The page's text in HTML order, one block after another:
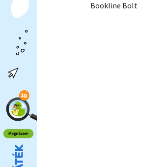
Bookline Bolt